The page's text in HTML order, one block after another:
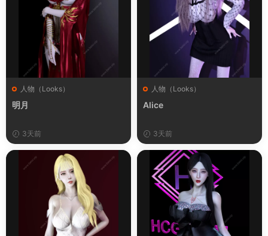
人物（Looks）
明月
3天前
人物（Looks）
Alice
3天前